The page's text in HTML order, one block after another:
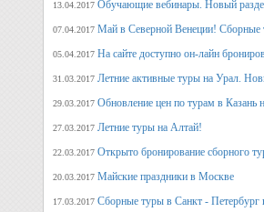
13.04.2017 Обучающие вебинары. Новый
07.04.2017 Май в Северной Венеции! Сборные
05.04.2017 На сайте доступно он-лайн
31.03.2017 Летние активные туры на Урал.
29.03.2017 Обновление цен по турам в Казань
27.03.2017 Летние туры на Алтай!
22.03.2017 Открыто бронирование сборного
20.03.2017 Майские праздники в Москве
17.03.2017 Сборные туры в Санкт - Петербург